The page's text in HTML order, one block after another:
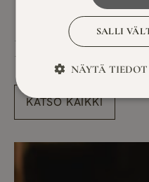
LUE MYÖS
KATSO KAIKKI
SALLI
NÄYTÄ TIEDOT